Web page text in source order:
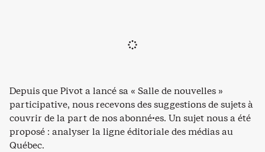
Depuis que Pivot a lancé sa « Salle de nouvelles »
participative, nous recevons des suggestions de sujets à
couvrir de la part de nos abonné·es. Un sujet nous a été
proposé : analyser la ligne éditoriale des médias au
Québec.